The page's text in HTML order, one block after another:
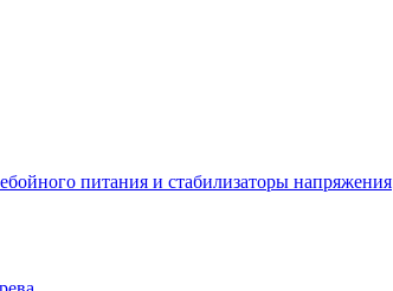
питания и стабилизаторы напряжения